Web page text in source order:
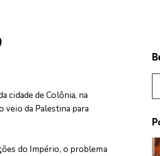
cidade de Colônia, na
veio da Palestina para
do Império, o problema